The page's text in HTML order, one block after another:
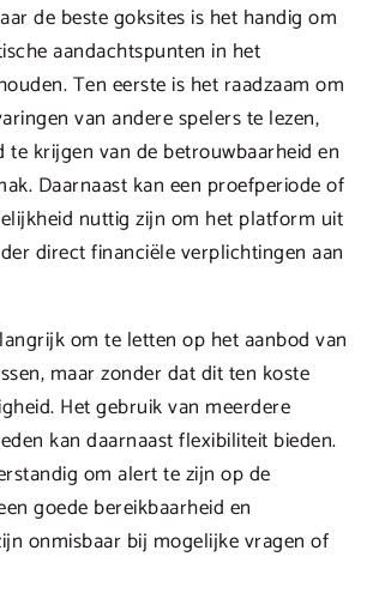
de beste goksites is het handig om
aandachtspunten in het
Ten eerste is het raadzaam om
van andere spelers te lezen,
te krijgen van de betrouwbaarheid en
Daarnaast kan een proefperiode of
nuttig zijn om het platform uit
direct financiële verplichtingen aan
om te letten op het aanbod van
maar zonder dat dit ten koste
Het gebruik van meerdere
kan daarnaast flexibiliteit bieden.
om alert te zijn op de
goede bereikbaarheid en
onmisbaar bij mogelijke vragen of